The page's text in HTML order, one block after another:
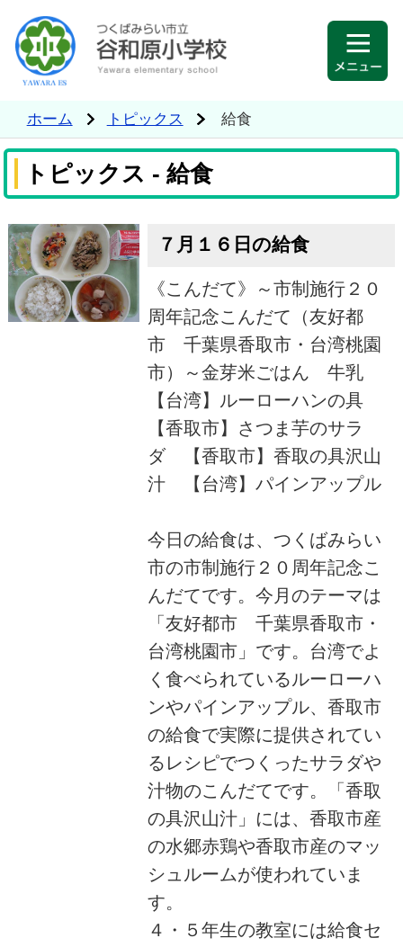
ホーム トピックス 給食
トピックス - 給食
７月１６日の給食
《こんだて》～市制施行２０
周年記念こんだて（友好都
市 千葉県香取市・台湾桃園
市）～金芽米ごはん 牛乳
【台湾】ルーローハンの具
【香取市】さつま芋のサラ
ダ 【香取市】香取の具沢山
汁 【台湾】パインアップル
今日の給食は、つくばみらい
市の市制施行２０周年記念こ
んだてです。今月のテーマは
「友好都市 千葉県香取市・
台湾桃園市」です。台湾でよ
く食べられているルーローハ
ンやパインアップル、香取市
の給食で実際に提供されてい
るレシピでつくったサラダや
汁物のこんだてです。「香取
の具沢山汁」には、香取市産
の水郷赤鶏や香取市産のマッ
シュルームが使われていま
す。
４・５年生の教室には給食セ